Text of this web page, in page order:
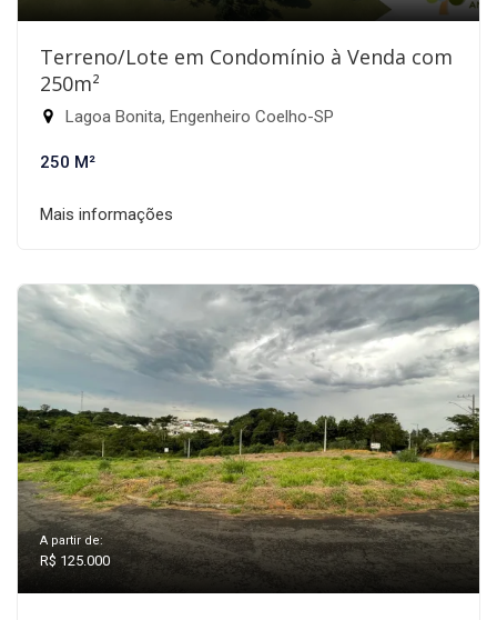
Terreno/Lote em Condomínio à Venda com
250m²
Lagoa Bonita, Engenheiro Coelho-SP
250 M²
Mais informações
A partir de:
R$ 125.000